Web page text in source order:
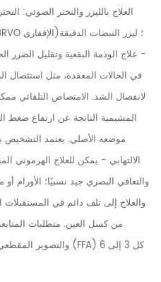
العلاج بالليزر والتخثر الضوئي:
- علاج الوذمة البقعية وتقليل
في الحالات المعقدة، مثل استئصال
لانفصال الشد. الامتصاص التلقائي
المشيمية الناتجة عن ارتفاع ضغط
موضعه الأصلي. يعتمد
والتعافي البصري جيد نسبيًا؛
والعلاج إلى تلف دائم في
من كسل العين. متطلبات